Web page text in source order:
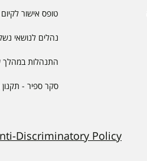
טופס אישור
נהלים לנושאי
התנהלות במהלך
סקר ספיר -
Discriminatory Policy